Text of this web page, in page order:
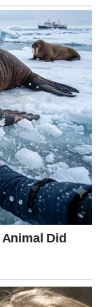
nemir, već
s odlukama.
koje
vas ubrzo obori